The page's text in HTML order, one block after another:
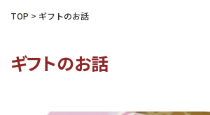
TOP > ギフトのお話
ギフトのお話